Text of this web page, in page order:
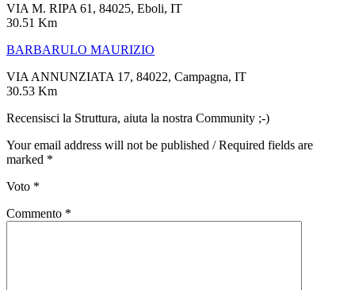
VIA M. RIPA 61, 84025, Eboli, IT
30.51 Km
BARBARULO MAURIZIO
VIA ANNUNZIATA 17, 84022, Campagna, IT
30.53 Km
Recensisci la Struttura, aiuta la nostra Community ;-)
Your email address will not be published / Required fields are
marked *
Voto *
Commento *